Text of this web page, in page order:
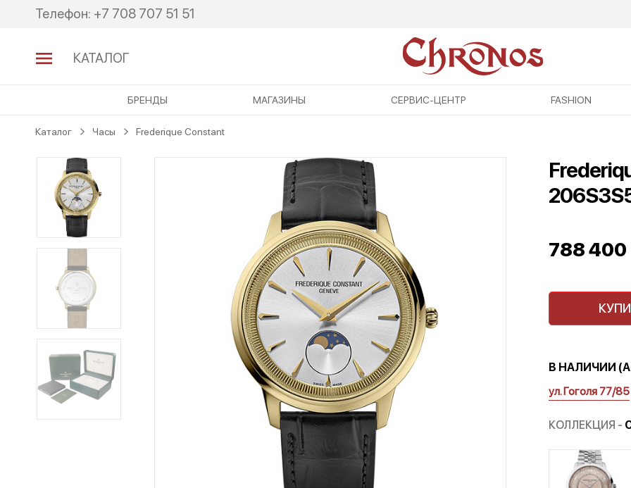
Перейти
ПерейтиТелефон: +7 708 707 51 51
КАТАЛОГ
БРЕНДЫ МАГАЗИНЫ СЕРВИС-ЦЕНТР FASHION
Каталог Часы Frederique Constant
788 400
В НАЛИЧИИ
ул. Гоголя 77/85
КОЛЛЕКЦИЯ -